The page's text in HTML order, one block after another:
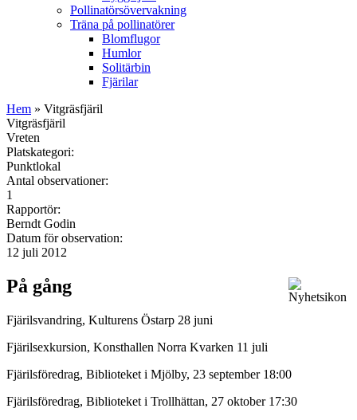
Pollinatörsövervakning
Träna på pollinatörer
Blomflugor
Humlor
Solitärbin
Fjärilar
Hem » Vitgräsfjäril
Vitgräsfjäril
Vreten
Platskategori:
Punktlokal
Antal observationer:
1
Rapportör:
Berndt Godin
Datum för observation:
12 juli 2012
På gång
Fjärilsvandring, Kulturens Östarp 28 juni
Fjärilsexkursion, Konsthallen Norra Kvarken 11 juli
Fjärilsföredrag, Biblioteket i Mjölby, 23 september 18:00
Fjärilsföredrag, Biblioteket i Trollhättan, 27 oktober 17:30